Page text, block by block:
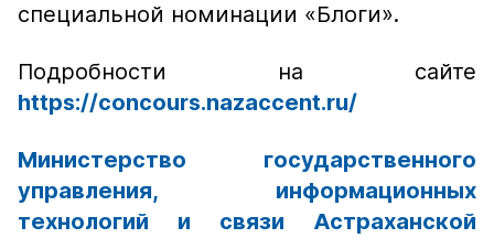
специальной номинации «Блоги».
Подробности на сайте
https://concours.nazaccent.ru/
Министерство государственного
управления, информационных
технологий и связи Астраханской